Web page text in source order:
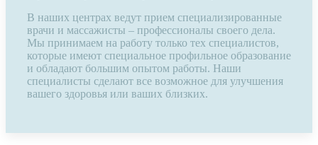
В наших центрах ведут прием специализированные
врачи и массажисты – профессионалы своего дела.
Мы принимаем на работу только тех специалистов,
которые имеют специальное профильное образование
и обладают большим опытом работы. Наши
специалисты сделают все возможное для улучшения
вашего здоровья или ваших близких.